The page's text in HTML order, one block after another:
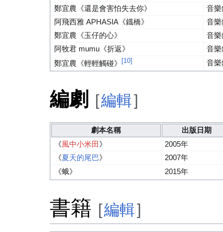
鄭宜農《還是會害怕失去你》
音
阿飛西雅 APHASIA《鐡橋》
音
鄭宜農《玉仔的心》
音
阿牧君 mumu《折返》
音
鄭宜農《輕輕觸碰》
[10] 音
編劇 [編輯]
劇本名稱
出版日期
《風中小米田》
2005年
《夏天的尾巴》
2007年
《蛾》
2015年
書籍 [編輯]